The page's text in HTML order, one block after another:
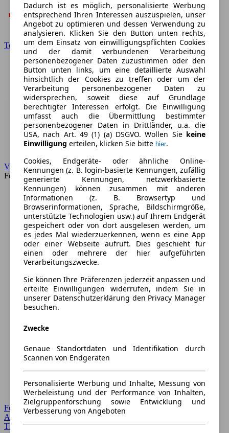
Toyota
VW
Forum
Forum Startseite
Alle Auto-Foren
Themen-Forum
Dadurch ist es möglich, personalisierte Werbung
entsprechend Ihren Interessen auszuspielen, unser
Angebot zu optimieren und dessen Verwendung zu
analysieren. Klicken Sie den Button unten rechts,
um dem Einsatz von einwilligungspflichten Cookies
und der damit verbundenen Verarbeitung
personenbezogener Daten zuzustimmen oder den
Button unten links, um eine detaillierte Auswahl
hinsichtlich der Cookies zu treffen oder um der
Verarbeitung personenbezogener Daten zu
widersprechen, soweit diese auf Grundlage
berechtigter Interessen erfolgt. Die Einwilligung
umfasst auch die Übermittlung bestimmter
personenbezogener Daten in Drittländer, u.a. die
USA, nach Art. 49 (1) (a) DSGVO. Wollen Sie keine
Einwilligung erteilen, klicken Sie bitte hier.
Cookies, Endgeräte- oder ähnliche Online-
Kennungen (z. B. login-basierte Kennungen, zufällig
generierte Kennungen, netzwerkbasierte
Kennungen) können zusammen mit anderen
Informationen (z. B. Browsertyp und
Browserinformationen, Sprache, Bildschirmgröße,
unterstützte Technologien usw.) auf Ihrem Endgerät
gespeichert oder von dort ausgelesen werden, um
es jedes Mal wiederzuerkennen, wenn es eine App
oder einer Webseite aufruft. Dies geschieht für
einen oder mehrere der hier aufgeführten
Verarbeitungszwecke.
Sie können Ihre Präferenzen jederzeit anpassen und
erteilte Einwilligungen widerrufen, indem Sie in
unserer Datenschutzerklärung den Privacy Manager
besuchen.
Zwecke
Genaue Standortdaten und Identifikation durch
Scannen von Endgeräten
Personalisierte Werbung und Inhalte, Messung von
Werbeleistung und der Performance von Inhalten,
Zielgruppenforschung sowie Entwicklung und
Verbesserung von Angeboten